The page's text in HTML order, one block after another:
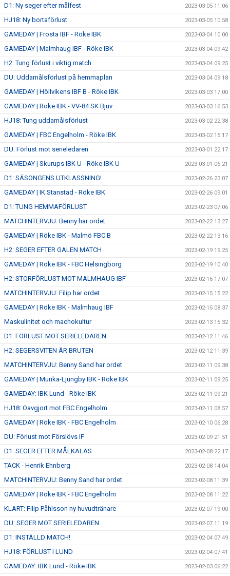
D1: Ny seger efter målfest 2023-03-05 11:06
HJ18: Ny bortaförlust 2023-03-05 10:58
GAMEDAY | Frosta IBF - Röke IBK 2023-03-04 10:00
GAMEDAY | Malmhaug IBF - Röke IBK 2023-03-04 09:42
H2: Tung förlust i viktig match 2023-03-04 09:25
DU: Uddamålsförlust på hemmaplan 2023-03-04 09:18
GAMEDAY | Höllvikens IBF B - Röke IBK 2023-03-03 17:00
GAMEDAY | Röke IBK - VV-84 SK Bjuv 2023-03-03 16:53
HJ18: Tung uddamålsförlust 2023-03-02 22:38
GAMEDAY | FBC Engelholm - Röke IBK 2023-03-02 15:17
DU: Förlust mot serieledaren 2023-03-01 22:17
GAMEDAY | Skurups IBK U - Röke IBK U 2023-03-01 06:21
D1: SÄSONGENS UTKLASSNING! 2023-02-26 23:07
GAMEDAY | IK Stanstad - Röke IBK 2023-02-26 09:01
D1: TUNG HEMMAFÖRLUST 2023-02-23 07:06
MATCHINTERVJU: Benny har ordet 2023-02-22 13:27
GAMEDAY | Röke IBK - Malmö FBC B 2023-02-22 13:16
H2: SEGER EFTER GALEN MATCH 2023-02-19 19:25
GAMEDAY | Röke IBK - FBC Helsingborg 2023-02-19 10:40
H2: STORFÖRLUST MOT MALMHAUG IBF 2023-02-16 17:07
MATCHINTERVJU: Filip har ordet 2023-02-15 15:22
GAMEDAY | Röke IBK - Malmhaug IBF 2023-02-15 08:37
Maskulinitet och machokultur 2023-02-13 15:32
D1: FÖRLUST MOT SERIELEDAREN 2023-02-12 11:46
H2: SEGERSVITEN ÄR BRUTEN 2023-02-12 11:39
MATCHINTERVJU: Benny Sand har ordet 2023-02-11 09:38
GAMEDAY | Munka-Ljungby IBK - Röke IBK 2023-02-11 09:25
GAMEDAY: IBK Lund - Röke IBK 2023-02-11 09:21
HJ18: Oavgjort mot FBC Engelholm 2023-02-11 08:57
GAMEDAY | Röke IBK - FBC Engelholm 2023-02-10 06:28
DU: Förlust mot Förslövs IF 2023-02-09 21:51
D1: SEGER EFTER MÅLKALAS 2023-02-08 22:17
TACK - Henrik Ehnberg 2023-02-08 14:04
MATCHINTERVJU: Benny Sand har ordet 2023-02-08 11:39
GAMEDAY | Röke IBK - FBC Engelholm 2023-02-08 11:22
KLART: Filip Påhlsson ny huvudtränare 2023-02-07 19:00
DU: SEGER MOT SERIELEDAREN 2023-02-07 11:19
D1: INSTÄLLD MATCH! 2023-02-04 07:49
HJ18: FÖRLUST I LUND 2023-02-04 07:41
GAMEDAY: IBK Lund - Röke IBK 2023-02-03 06:22